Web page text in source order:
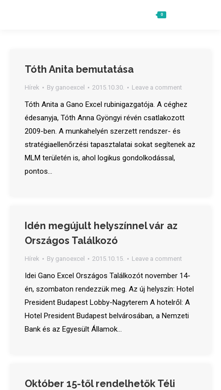
0
Tóth Anita bemutatása
Hírek By ganoexcel 2015.10.30. Leave a comment
Tóth Anita a Gano Excel rubinigazgatója. A céghez
édesanyja, Tóth Anna Gyöngyi révén csatlakozott
2009-ben. A munkahelyén szerzett rendszer- és
stratégiaellenőrzési tapasztalatai sokat segítenek az
MLM területén is, ahol logikus gondolkodással,
pontos…
Idén megújult helyszínnel vár az
Országos Találkozó
Hírek By ganoexcel 2015.10.15. Leave a comment
Idei Gano Excel Országos Találkozót november 14-
én, szombaton rendezzük meg. Az új helyszín: Hotel
President Budapest Lobby-Nagyterem A hotelről: A
Hotel President Budapest belvárosában, a Nemzeti
Bank és az Egyesült Államok…
Október 15-től rendelhetők Téli